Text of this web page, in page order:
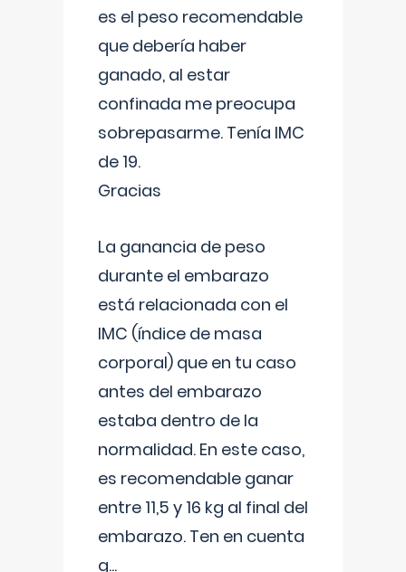
es el peso recomendable
que debería haber
ganado, al estar
confinada me preocupa
sobrepasarme. Tenía IMC
de 19.
Gracias
La ganancia de peso
durante el embarazo
está relacionada con el
IMC (índice de masa
corporal) que en tu caso
antes del embarazo
estaba dentro de la
normalidad. En este caso,
es recomendable ganar
entre 11,5 y 16 kg al final del
embarazo. Ten en cuenta
q...